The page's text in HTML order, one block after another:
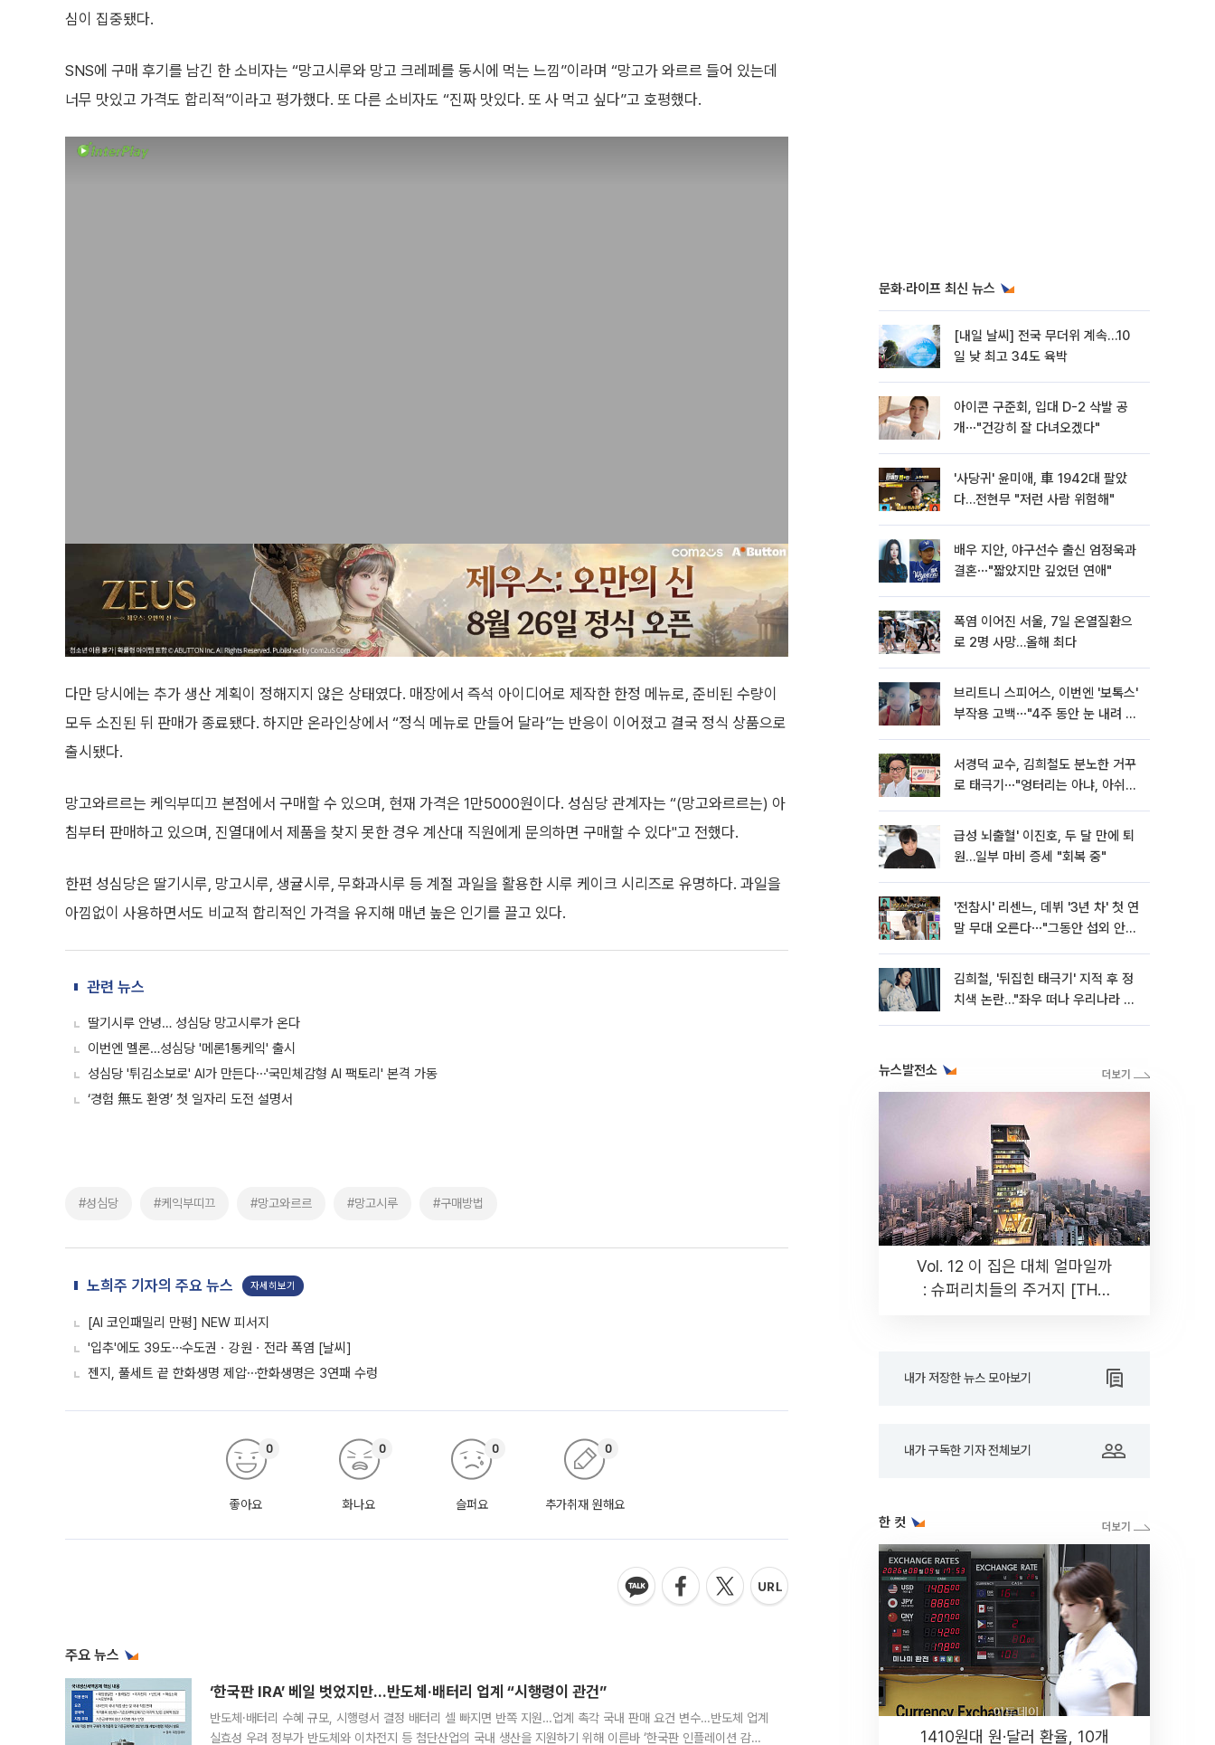
심이 집중됐다.
SNS에 구매 후기를 남긴 한 소비자는 “망고시루와 망고 크레페를 동시에 먹는 느낌”이라며 “망고가 와르르 들어 있는데
너무 맛있고 가격도 합리적”이라고 평가했다. 또 다른 소비자도 “진짜 맛있다. 또 사 먹고 싶다”고 호평했다.
다만 당시에는 추가 생산 계획이 정해지지 않은 상태였다. 매장에서 즉석 아이디어로 제작한 한정 메뉴로, 준비된 수량이
모두 소진된 뒤 판매가 종료됐다. 하지만 온라인상에서 “정식 메뉴로 만들어 달라”는 반응이 이어졌고 결국 정식 상품으로
출시됐다.
망고와르르는 케익부띠끄 본점에서 구매할 수 있으며, 현재 가격은 1만5000원이다. 성심당 관계자는 “(망고와르르는) 아
침부터 판매하고 있으며, 진열대에서 제품을 찾지 못한 경우 계산대 직원에게 문의하면 구매할 수 있다"고 전했다.
한편 성심당은 딸기시루, 망고시루, 생귤시루, 무화과시루 등 계절 과일을 활용한 시루 케이크 시리즈로 유명하다. 과일을
아낌없이 사용하면서도 비교적 합리적인 가격을 유지해 매년 높은 인기를 끌고 있다.
관련 뉴스
딸기시루 안녕… 성심당 망고시루가 온다
이번엔 멜론…성심당 '메론1통케익' 출시
성심당 '튀김소보로' AI가 만든다⋯'국민체감형 AI 팩토리' 본격 가동
‘경험 無도 환영’ 첫 일자리 도전 설명서
#성심당 #케익부띠끄 #망고와르르 #망고시루 #구매방법
노희주 기자의 주요 뉴스 자세히보기
[AI 코인패밀리 만평] NEW 피서지
'입추'에도 39도⋯수도권ㆍ강원ㆍ전라 폭염 [날씨]
젠지, 풀세트 끝 한화생명 제압⋯한화생명은 3연패 수렁
좋아요
0
화나요
0
슬퍼요
0
추가취재 원해요
0
주요 뉴스
‘한국판 IRA’ 베일 벗었지만…반도체·배터리 업계 “시행령이 관건”
반도체·배터리 수혜 규모, 시행령서 결정 배터리 셀 빠지면 반쪽 지원…업계 촉각 국내 판매 요건 변수…반도체 업계
실효성 우려 정부가 반도체와 이차전지 등 첨단산업의 국내 생산을 지원하기 위해 이른바 ‘한국판 인플레이션 감축
문화·라이프 최신 뉴스
[내일 날씨] 전국 무더위 계속…10
일 낮 최고 34도 육박
아이콘 구준회, 입대 D-2 삭발 공
개⋯"건강히 잘 다녀오겠다"
'사당귀' 윤미애, 車 1942대 팔았
다…전현무 "저런 사람 위험해"
배우 지안, 야구선수 출신 엄정욱과
결혼⋯"짧았지만 깊었던 연애"
폭염 이어진 서울, 7일 온열질환으
로 2명 사망…올해 최다
브리트니 스피어스, 이번엔 '보톡스'
부작용 고백⋯"4주 동안 눈 내려 앉
서경덕 교수, 김희철도 분노한 거꾸
로 태극기⋯"엉터리는 아냐, 아쉬울
급성 뇌출혈' 이진호, 두 달 만에 퇴
원…일부 마비 증세 "회복 중"
'전참시' 리센느, 데뷔 '3년 차' 첫 연
말 무대 오른다⋯"그동안 섭외 안
김희철, '뒤집힌 태극기' 지적 후 정
치색 논란…"좌우 떠나 우리나라 국
뉴스발전소
Vol. 12 이 집은 대체 얼마일까
: 슈퍼리치들의 주거지 [THE
내가 저장한 뉴스 모아보기
내가 구독한 기자 전체보기
한 컷
1410원대 원·달러 환율, 10개